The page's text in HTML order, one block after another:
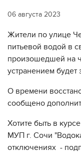
06 августа 2023
Жители по улице
питьевой водой в
произошедшей на
устранением будет
О времени
сообщено
Хотите быть в
МУП г. Сочи
отключениях -